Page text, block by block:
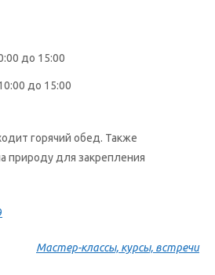
до 15:00
до 15:00
горячий обед. Также
природу для закрепления
Мастер-классы, курсы, встречи